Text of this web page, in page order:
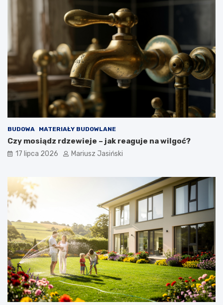
BUDOWA MATERIAŁY BUDOWLANE
Czy mosiądz rdzewieje – jak reaguje na wilgoć?
17 lipca 2026 Mariusz Jasiński